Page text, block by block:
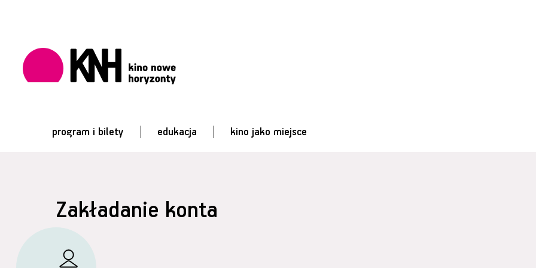
program i bilety edukacja kino jako miejsce
Zakładanie konta